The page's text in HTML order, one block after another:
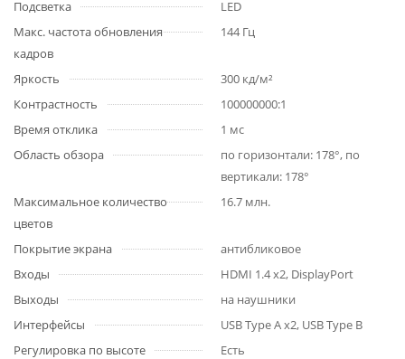
Подсветка
LED
Макс. частота обновления
кадров
144 Гц
Яркость
300 кд/м²
Контрастность
100000000:1
Время отклика
1 мс
Область обзора
по горизонтали: 178°, по
вертикали: 178°
Максимальное количество
цветов
16.7 млн.
Покрытие экрана
антибликовое
Входы
HDMI 1.4 x2, DisplayPort
Выходы
на наушники
Интерфейсы
USB Type A x2, USB Type B
Регулировка по высоте
Есть